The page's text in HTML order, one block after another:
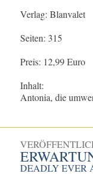
Verlag: Blanvalet
Seiten: 315
Preis: 12,99 Euro
Inhalt:
Antonia, die
DEADLY EVER